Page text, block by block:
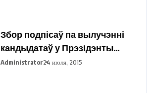
Збор подпісаў па вылучэнні
кандыдатаў у Прэзідэнты
Рэспублікі Беларусь праходзіць
Administrator24 июля, 2015